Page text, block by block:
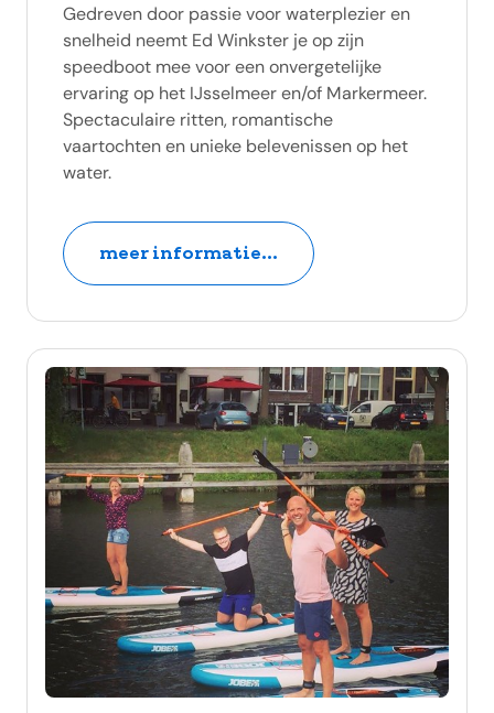
Gedreven door passie voor waterplezier en
snelheid neemt Ed Winkster je op zijn
speedboot mee voor een onvergetelijke
ervaring op het IJsselmeer en/of Markermeer.
Spectaculaire ritten, romantische
vaartochten en unieke belevenissen op het
water.
meer informatie...